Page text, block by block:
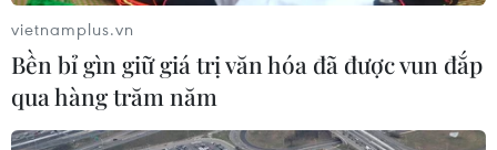
vietnamplus.vn
Bền bỉ gìn giữ giá trị văn hóa đã được vun đắp
qua hàng trăm năm